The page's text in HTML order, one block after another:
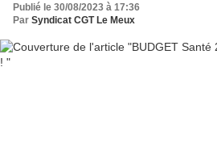
Publié le 30/08/2023 à 17:36
Par Syndicat CGT Le Meux